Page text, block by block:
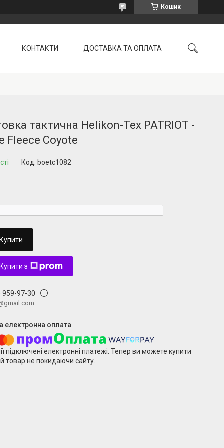
Кошик
КОНТАКТИ ДОСТАВКА ТА ОПЛАТА
тактична Helikon-Tex PATRIOT -
Fleece Coyote
Код: boetc1082
Купити
Купити з
959-97-30
підключені електронні платежі. Тепер ви можете купити
товар не покидаючи сайту.